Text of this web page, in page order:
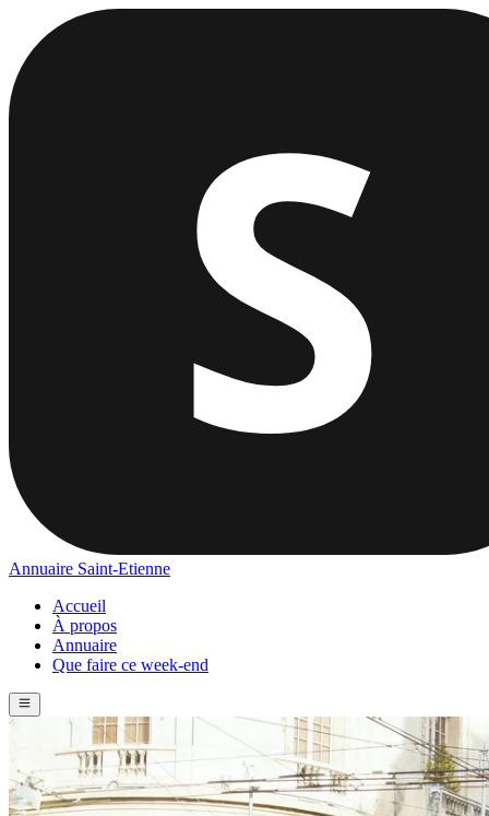
Annuaire Saint-Etienne
Accueil
À propos
Annuaire
Que faire ce week-end